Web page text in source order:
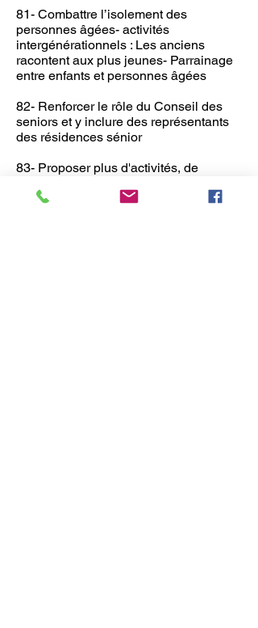
81- Combattre l’isolement des
personnes âgées- activités
intergénérationnels : Les anciens
racontent aux plus jeunes- Parrainage
entre enfants et personnes âgées
82- Renforcer le rôle du Conseil des
seniors et y inclure des représentants
des résidences sénior
83- Proposer plus d'activités, de